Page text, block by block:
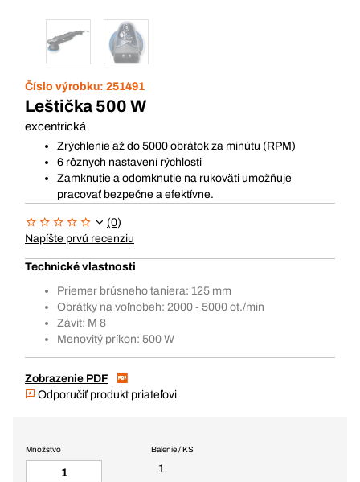
Číslo výrobku: 251491
Leštička 500 W
excentrická
Zrýchlenie až do 5000 obrátok za minútu (RPM)
6 rôznych nastavení rýchlosti
Zamknutie a odomknutie na rukoväti umožňuje
pracovať bezpečne a efektívne.
(0)
Napíšte prvú recenziu
Technické vlastnosti
Priemer brúsneho taniera: 125 mm
Obrátky na voľnobeh: 2000 - 5000 ot./min
Závit: M 8
Menovitý príkon: 500 W
Zobrazenie PDF
Odporučiť produkt priateľovi
Balenie / KS
1
Množstvo